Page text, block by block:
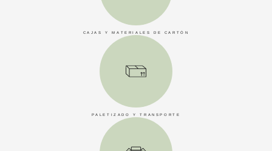
CAJAS Y MATERIALES DE CARTÓN
PALETIZADO Y TRANSPORTE